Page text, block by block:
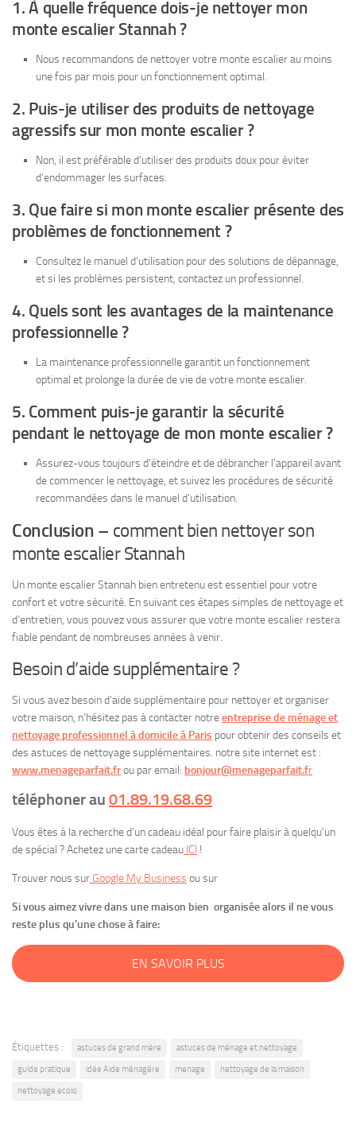
1. À quelle fréquence dois-je nettoyer mon
monte escalier Stannah ?
Nous recommandons de nettoyer votre monte escalier au moins
une fois par mois pour un fonctionnement optimal.
2. Puis-je utiliser des produits de nettoyage
agressifs sur mon monte escalier ?
Non, il est préférable d’utiliser des produits doux pour éviter
d’endommager les surfaces.
3. Que faire si mon monte escalier présente des
problèmes de fonctionnement ?
Consultez le manuel d’utilisation pour des solutions de dépannage,
et si les problèmes persistent, contactez un professionnel.
4. Quels sont les avantages de la maintenance
professionnelle ?
La maintenance professionnelle garantit un fonctionnement
optimal et prolonge la durée de vie de votre monte escalier.
5. Comment puis-je garantir la sécurité
pendant le nettoyage de mon monte escalier ?
Assurez-vous toujours d’éteindre et de débrancher l’appareil avant
de commencer le nettoyage, et suivez les procédures de sécurité
recommandées dans le manuel d’utilisation.
Conclusion – comment bien nettoyer son
monte escalier Stannah
Un monte escalier Stannah bien entretenu est essentiel pour votre
confort et votre sécurité. En suivant ces étapes simples de nettoyage et
d’entretien, vous pouvez vous assurer que votre monte escalier restera
fiable pendant de nombreuses années à venir.
Besoin d’aide supplémentaire ?
Si vous avez besoin d’aide supplémentaire pour nettoyer et organiser
votre maison, n’hésitez pas à contacter notreentreprise de ménage et
nettoyage professionnel à domicile à Paris pour obtenir des conseils et
des astuces de nettoyage supplémentaires. notre site internet est :
www.menageparfait.frou par email: bonjour@menageparfait.fr
téléphoner au 01.89.19.68.69
Vous êtes à la recherche d’un cadeau idéal pour faire plaisir à quelqu’un
de spécial ? Achetez une carte cadeau ICI !
Trouver nous sur Google My Business ou sur
Si vous aimez vivre dans une maison bien organisée alors il ne vous
reste plus qu’une chose à faire:
EN SAVOIR PLUS
Étiquettes : astuces de grand mère astuces de ménage et nettoyage
guide pratique idée Aide ménagère menage nettoyage de la maison
nettoyage ecolo